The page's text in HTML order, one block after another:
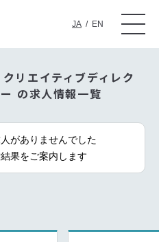
JA / EN
リエイティブディレク
の求人情報一覧
がありませんでした
果をご案内します